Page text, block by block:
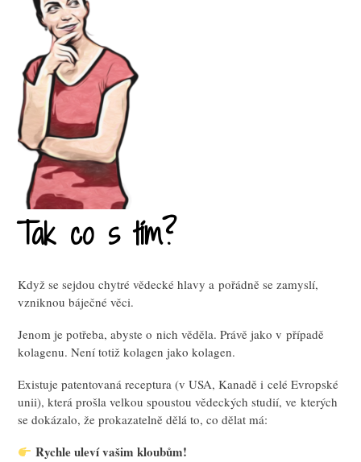
Tak co s tím?
Když se sejdou chytré vědecké hlavy a pořádně se zamyslí,
vzniknou báječné věci.
Jenom je potřeba, abyste o nich věděla. Právě jako v případě
kolagenu. Není totiž kolagen jako kolagen.
Existuje patentovaná receptura (v USA, Kanadě i celé Evropské
unii), která prošla velkou spoustou vědeckých studií, ve kterých
se dokázalo, že prokazatelně dělá to, co dělat má:
Rychle uleví vašim kloubům!